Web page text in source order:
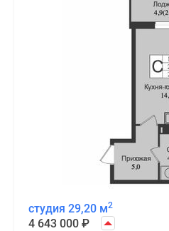
студия 29,20 м2
4 643 000 ₽